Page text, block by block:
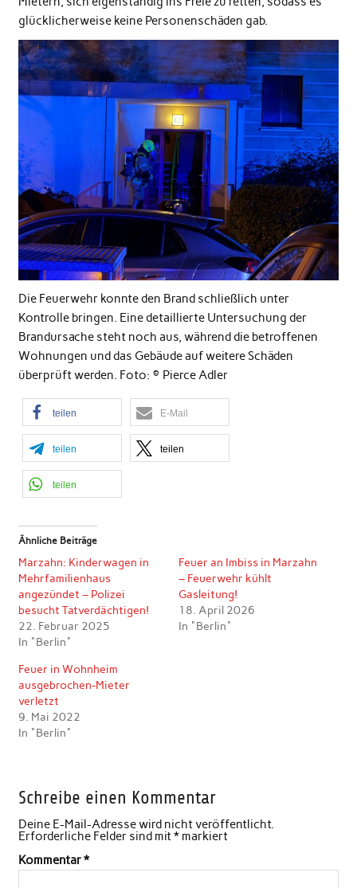
glücklicherweise keine Personenschäden gab.
Die Feuerwehr konnte den Brand schließlich unter
Kontrolle bringen. Eine detaillierte Untersuchung der
Brandursache steht noch aus, während die betroffenen
Wohnungen und das Gebäude auf weitere Schäden
überprüft werden. Foto: © Pierce Adler
teilen E-Mail
teilen teilen
teilen
Ähnliche Beiträge
Marzahn: Kinderwagen in
Mehrfamilienhaus
angezündet – Polizei
besucht Tatverdächtigen!
22. Februar 2025
In "Berlin"
Feuer an Imbiss in Marzahn
– Feuerwehr kühlt
Gasleitung!
18. April 2026
In "Berlin"
Feuer in Wohnheim
ausgebrochen-Mieter
verletzt
9. Mai 2022
In "Berlin"
Schreibe einen Kommentar
Deine E-Mail-Adresse wird nicht veröffentlicht.
Erforderliche Felder sind mit*markiert
Kommentar*